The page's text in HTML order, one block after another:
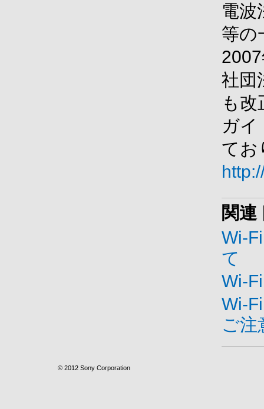
電波
等の
社団
も
ガイ
てお
関連
Wi-
て
Wi-
Wi-
ご注
© 2012 Sony Corporation